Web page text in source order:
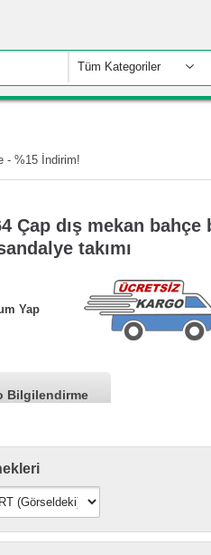
Tüm Kategoriler
- %15 İndirim!
Çap dış mekan
takımı
Yap
Bilgilendirme